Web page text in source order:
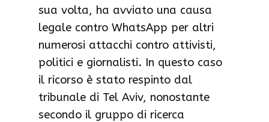
sua volta, ha avviato una causa
legale contro WhatsApp per altri
numerosi attacchi contro attivisti,
politici e giornalisti. In questo caso
il ricorso è stato respinto dal
tribunale di Tel Aviv, nonostante
secondo il gruppo di ricerca